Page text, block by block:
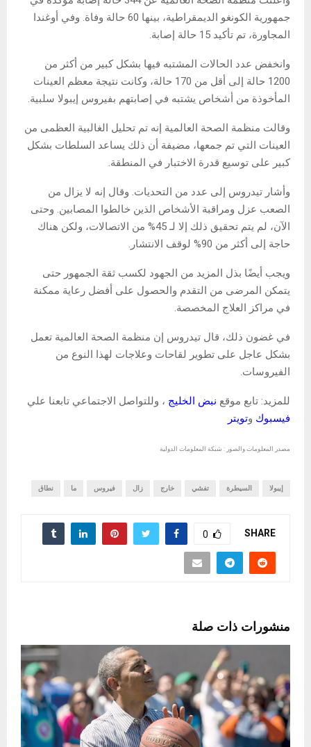
جمهورية الكونغو الديمقراطية، بينها 60 حالة وفاة. وفي أوغندا
المجاورة، تم تأكيد 15 حالة إصابة.
وانخفض عدد الحالات المشتبه فيها بشكل كبير من أكثر من
1200 حالة إلى أقل من 170 حالة، وكانت نتيجة معظم العينات
المأخوذة من أشخاص يشتبه في إصابتهم بفيروس إيبولا سلبية.
وقالت منظمة الصحة العالمية إنه تم تحليل الغالبية العظمى من
العينات التي تم جمعها، مضيفة أن ذلك يساعد السلطات بشكل
كبير على توسيع قدرة الاختبار في المنطقة.
وأشار تيدروس إلى عدد من التحديات. وقال إنه لا يزال من
الصعب عزل ومراقبة الأشخاص الذين خالطوا المصابين. وحتى
الآن، لم يتم تحقيق ذلك إلا لـ 45% من الاتصالات، ولكن هناك
حاجة إلى أكثر من 90% لوقف الانتشار.
ويجب أيضًا بذل المزيد من الجهود لكسب ثقة الجمهور حتى
يتمكن المرضى من التقدم والحصول على أفضل رعاية ممكنة
في مراكز العلاج المخصصة.
في غضون ذلك، قال تيدروس إن منظمة الصحة العالمية تعمل
بشكل عاجل على تطوير لقاحات وعلاجات لهذا النوع من
الفيروسات.
للمزيد: تابع موقع نبض الخليج ، وللتواصل الاجتماعي تابعنا علي
فيسبوك وتويتر
مصدر المعلومات والصور : شبكة المعلومات الدولية
إيبولا السيطرة تفشي خارج زال فيروس ما نطاق
SHARE
0
منشورات ذات صلة